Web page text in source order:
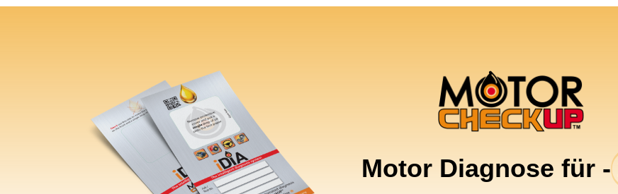
Motor Diagnose für -